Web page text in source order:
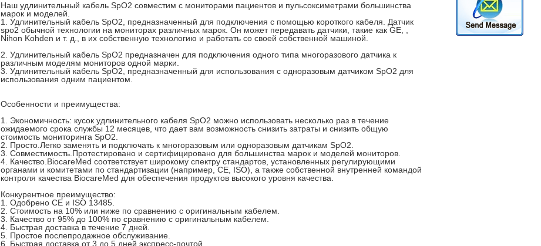
Наш удлинительный кабель SpO2 совместим с мониторами пациентов и пульсоксиметрами большинства
марок и моделей.
1. Удлинительный кабель SpO2, предназначенный для подключения с помощью короткого кабеля. Датчик
spo2 обычной технологии на мониторах различных марок. Он может передавать датчики, такие как GE, ,
Nihon Kohden и т. д., в их собственную технологию и работать со своей собственной машиной.
2. Удлинительный кабель SpO2 предназначен для подключения одного типа многоразового датчика к
различным моделям мониторов одной марки.
3. Удлинительный кабель SpO2, предназначенный для использования с одноразовым датчиком SpO2 для
использования одним пациентом.
Особенности и преимущества:
1. Экономичность: кусок удлинительного кабеля SpO2 можно использовать несколько раз в течение
ожидаемого срока службы 12 месяцев, что дает вам возможность снизить затраты и снизить общую
стоимость мониторинга SpO2.
2. Просто.Легко заменять и подключать к многоразовым или одноразовым датчикам SpO2.
3. Совместимость.Протестировано и сертифицировано для большинства марок и моделей мониторов.
4. Качество.BiocareMed соответствует широкому спектру стандартов, установленных регулирующими
органами и комитетами по стандартизации (например, CE, ISO), а также собственной внутренней командой
контроля качества BiocareMed для обеспечения продуктов высокого уровня качества.
Конкурентное преимущество:
1. Одобрено CE и ISO 13485.
2. Стоимость на 10% или ниже по сравнению с оригинальным кабелем.
3. Качество от 95% до 100% по сравнению с оригинальным кабелем.
4. Быстрая доставка в течение 7 дней.
5. Простое послепродажное обслуживание.
6. Быстрая доставка от 3 до 5 дней экспресс-почтой.